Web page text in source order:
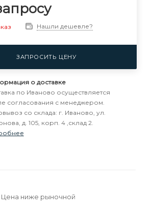
Нашли дешевле?
ЗАПРОСИТЬ ЦЕНУ
о доставке
по Иваново осуществляется
согласования с менеджером.
со склада: г. Иваново, ул.
д. 105, корп. 4 ,склад 2.
Цена ниже рыночной